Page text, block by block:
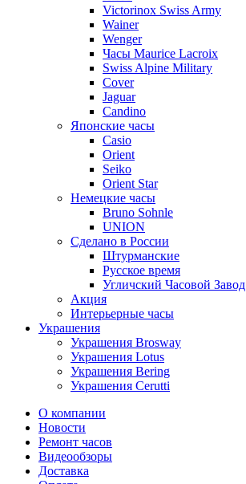
Victorinox Swiss Army
Wainer
Wenger
Часы Maurice Lacroix
Swiss Alpine Military
Cover
Jaguar
Candino
Японские часы
Casio
Orient
Seiko
Orient Star
Немецкие часы
Bruno Sohnle
UNION
Сделано в России
Штурманские
Русское время
Угличский Часовой Завод
Акция
Интерьерные часы
Украшения
Украшения Brosway
Украшения Lotus
Украшения Bering
Украшения Cerutti
О компании
Новости
Ремонт часов
Видеообзоры
Доставка